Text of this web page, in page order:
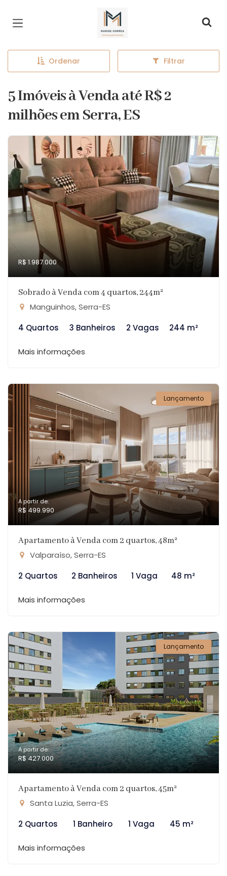
Página inicial
Ordenar Filtrar
5 Imóveis à Venda até R$ 2
milhões em Serra, ES
R$ 1.987.000
Sobrado à Venda com 4 quartos, 244m²
Manguinhos, Serra-ES
4 Quartos
3 Banheiros 2 Vagas 244 m²
Mais informações
Lançamento
A partir de:
R$ 499.990
Apartamento à Venda com 2 quartos, 48m²
Valparaíso, Serra-ES
2 Quartos
2 Banheiros 1 Vaga 48 m²
Mais informações
Lançamento
A partir de:
R$ 427.000
Apartamento à Venda com 2 quartos, 45m²
Santa Luzia, Serra-ES
2 Quartos
1 Banheiro 1 Vaga 45 m²
Mais informações